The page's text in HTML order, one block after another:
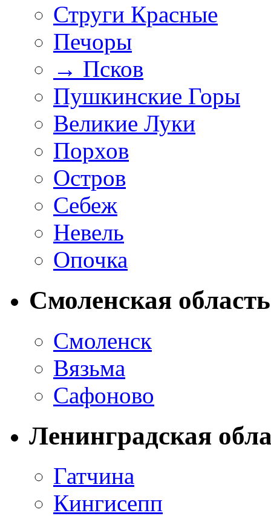
Струги Красные
Печоры
→ Псков
Пушкинские Горы
Великие Луки
Порхов
Остров
Себеж
Невель
Опочка
Смоленская область
Смоленск
Вязьма
Сафоново
Ленинградская
Гатчина
Кингисепп